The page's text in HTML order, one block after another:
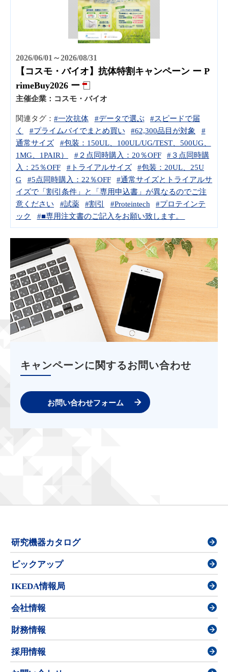
2026/06/01～2026/08/31
【コスモ・バイオ】抗体特割キャンペーン ー P
rimeBuy2026 ー
主催企業： コスモ・バイオ
関連タグ： #一次抗体 #データで選ぶ
#スピードで届
く
#プライムバイでまとめ買い #62,300品目が対象
#
通常サイズ
#包装：150UL、100UL/UG/TEST、500UG、
1MG、1PAIR）
#２点同時購入：20％OFF
#３点同時購
入：25％OFF
#トライアルサイズ
#包装：20UL、25U
G
#5点同時購入：22％OFF
#通常サイズとトライアルサ
イズで「割引条件」と「専用申込書」が異なるのでご注
意ください
#試薬 #割引 #Proteintech
#プロテインテ
ック
#■専用注文書のご記入をお願い致します。
キャンペーンに関するお問い合わせ
お問い合わせフォーム
研究機器カタログ
ピックアップ
IKEDA情報局
会社情報
財務情報
採用情報